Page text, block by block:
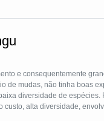
e consequentemente
de mudas, não tinha boas
diversidade de espécies.
alta diversidade,